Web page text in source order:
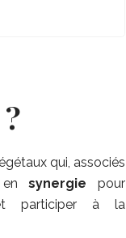
qui, associés
ensynergie pour
participer à la